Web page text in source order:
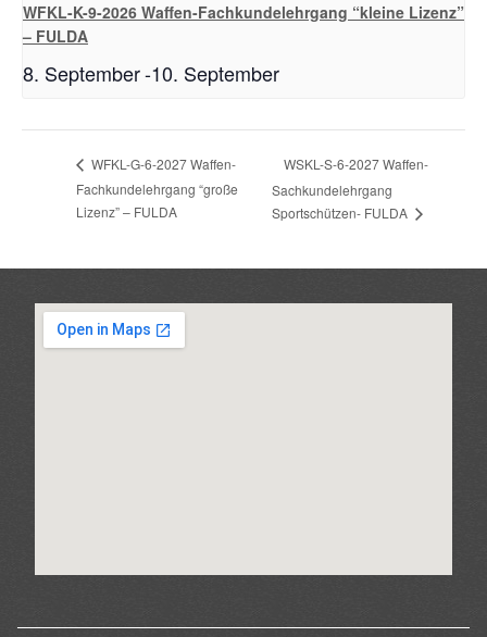
WFKL-K-9-2026 Waffen-Fachkundelehrgang “kleine Lizenz”
– FULDA
8. September-10. September
WFKL-G-6-2027 Waffen-
Fachkundelehrgang “große
Lizenz” – FULDA
WSKL-S-6-2027 Waffen-
Sachkundelehrgang
Sportschützen- FULDA